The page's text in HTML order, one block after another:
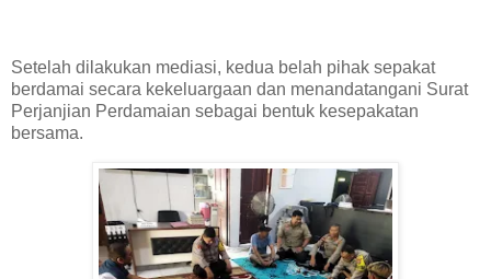
Setelah dilakukan mediasi, kedua belah pihak sepakat
berdamai secara kekeluargaan dan menandatangani Surat
Perjanjian Perdamaian sebagai bentuk kesepakatan
bersama.